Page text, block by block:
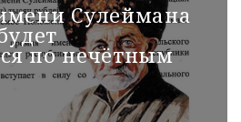
Сулеймана
по нечётным